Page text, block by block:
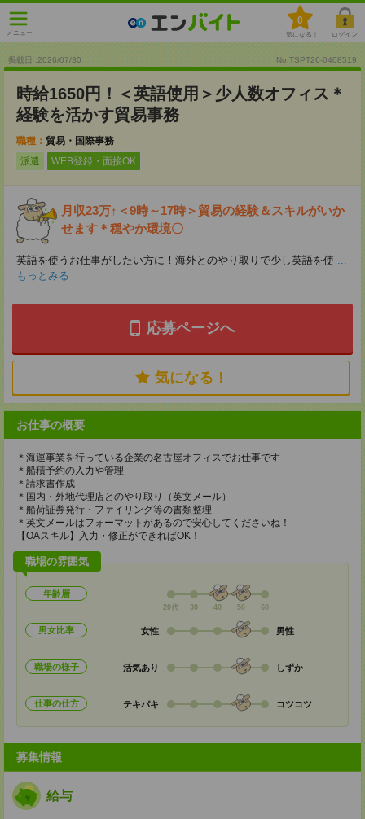
メニュー
0
気になる！ ログイン
掲載日 :2026/07/30 No.TSPT26-0408519
時給1650円！＜英語使用＞少人数オフィス＊
経験を活かす貿易事務
職種： 貿易・国際事務
派遣
WEB登録・面接OK
月収23万↑＜9時～17時＞貿易の経験＆スキルがいか
せます＊穏やか環境〇
英語を使うお仕事がしたい方に！海外とのやり取りで少し英語を使 ...
もっとみる
応募ページへ
気になる！
お仕事の概要
＊海運事業を行っている企業の名古屋オフィスでお仕事です
＊船積予約の入力や管理
＊請求書作成
＊国内・外地代理店とのやり取り（英文メール）
＊船荷証券発行・ファイリング等の書類整理
＊英文メールはフォーマットがあるので安心してくださいね！
【OAスキル】入力・修正ができればOK！
職場の雰囲気
年齢層
20代 30 40 50 60
男女比率 女性 男性
職場の様子 活気あり しずか
仕事の仕方 テキパキ コツコツ
募集情報
給与